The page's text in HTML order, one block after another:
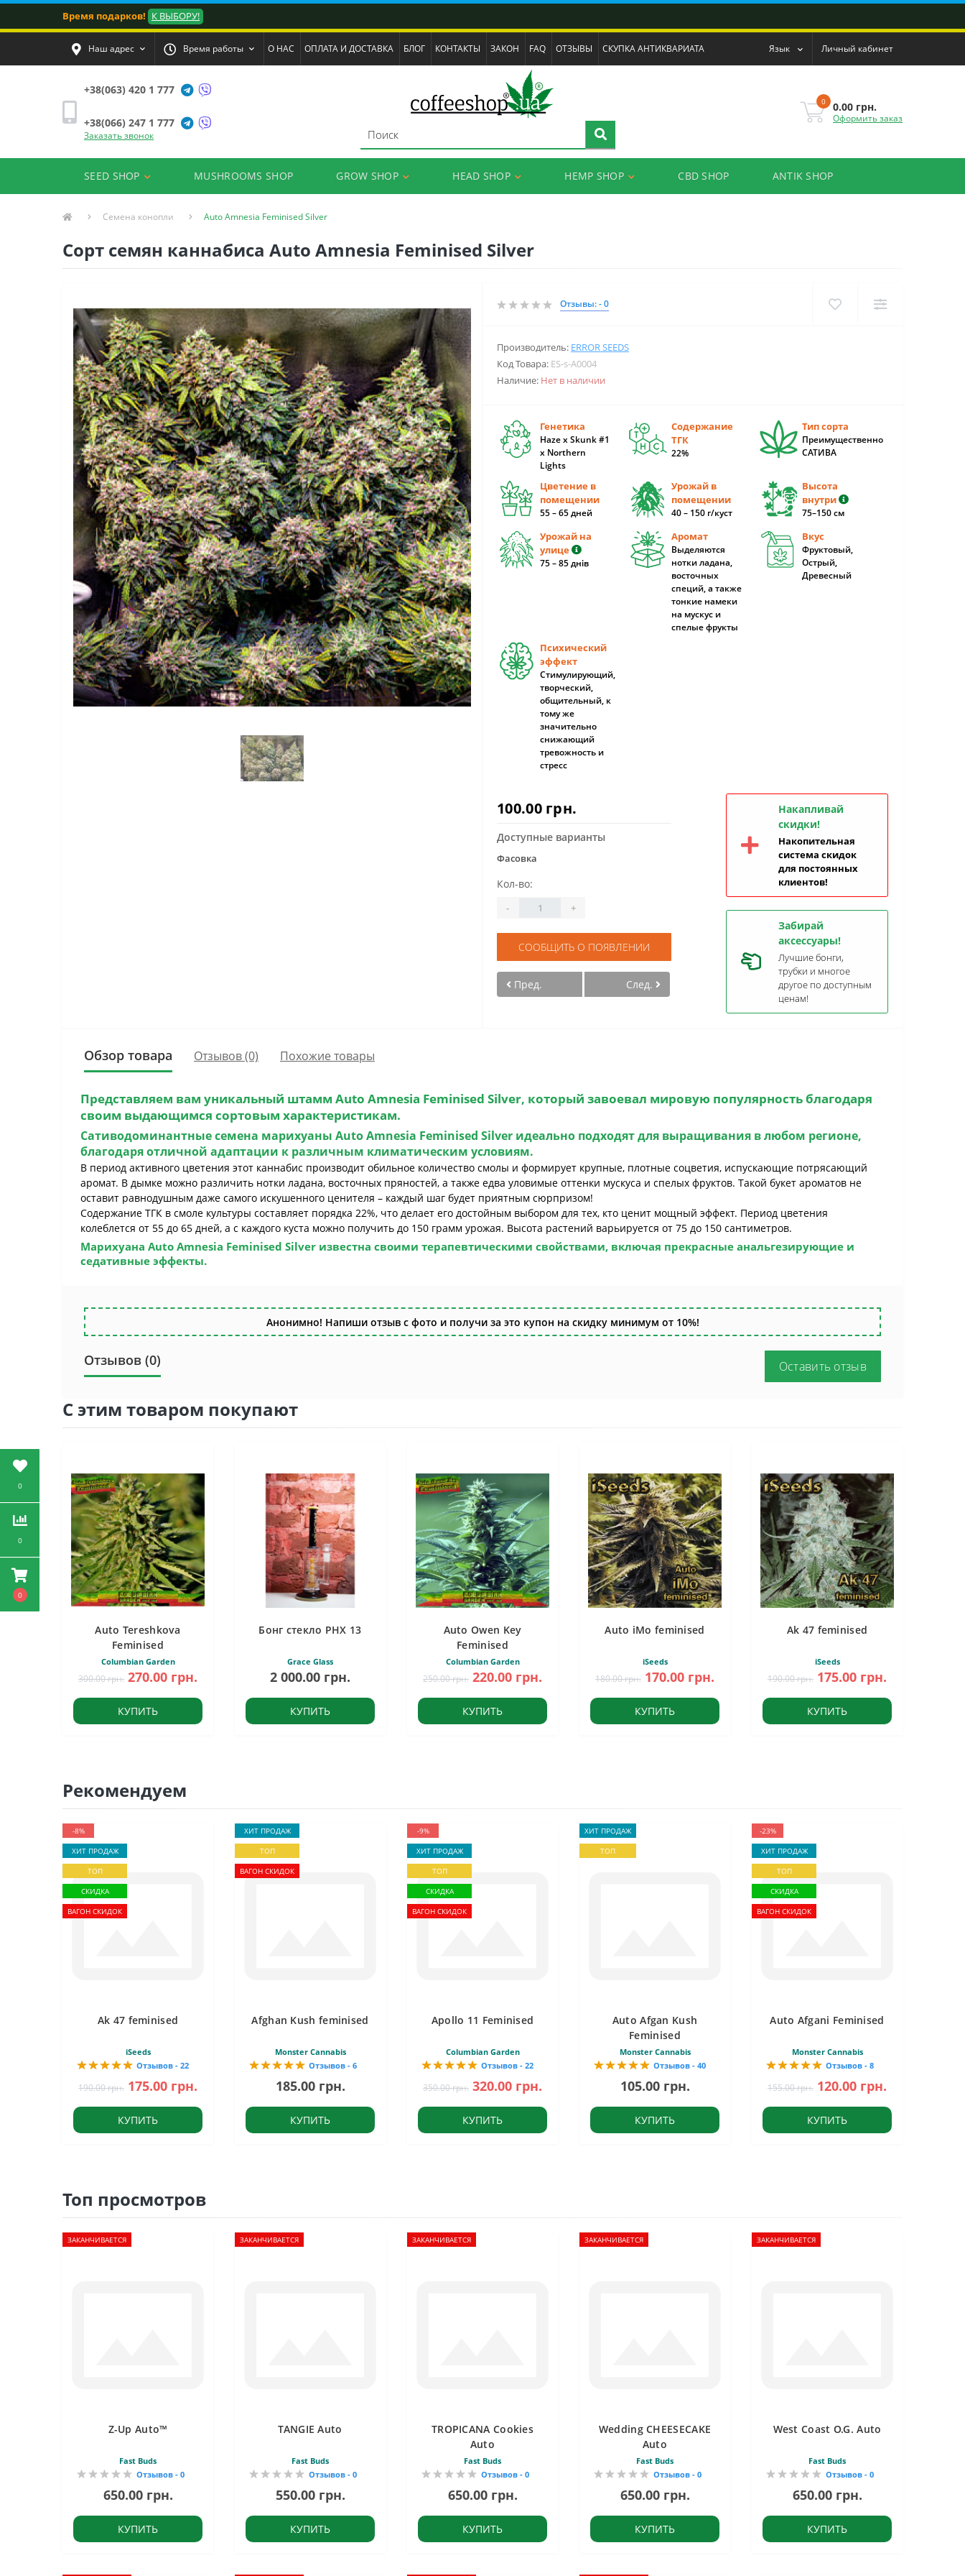
0
0
0
Время подарков! К ВЫБОРУ!
Наш адрес Время работы О НАС ОПЛАТА И ДОСТАВКА БЛОГ КОНТАКТЫ ЗАКОН FAQ ОТЗЫВЫ СКУПКА АНТИКВАРИАТА Язык Личный кабинет
+38(063) 420 1 777
+38(066) 247 1 777
Заказать звонок
0 0.00 грн.
Оформить заказ
SEED SHOP MUSHROOMS SHOP GROW SHOP HEAD SHOP HEMP SHOP CBD SHOP ANTIK SHOP
Семена конопли Auto Amnesia Feminised Silver
Сорт семян каннабиса Auto Amnesia Feminised Silver
Отзывы: - 0
Производитель: ERROR SEEDS
Код Товара: ES-s-A0004
Наличие: Нет в наличии
Генетика
Haze x Skunk #1
x Northern
Lights
Содержание
ТГК
22%
Тип сорта
Преимущественно
САТИВА
Цветение в
помещении
55 – 65 дней
Урожай в
помещении
40 – 150 г/куст
Высота
внутри
75–150 cм
Урожай на
улице
75 – 85 днів
Аромат
Выделяются
нотки ладана,
восточных
специй, а также
тонкие намеки
на мускус и
спелые фрукты
Вкус
Фруктовый,
Острый,
Древесный
Психический
эффект
Стимулирующий,
творческий,
общительный, к
тому же
значительно
снижающий
тревожность и
стресс
100.00 грн.
Доступные варианты
Фасовка
Кол-во:
- +
СООБЩИТЬ О ПОЯВЛЕНИИ
Пред. След.
Накапливай
скидки!
Накопительная
система скидок
для постоянных
клиентов!
Забирай
аксессуары!
Лучшие бонги,
трубки и многое
другое по доступным
ценам!
Обзор товара Отзывов (0) Похожие товары
Представляем вам уникальный штамм Auto Amnesia Feminised Silver, который завоевал мировую популярность благодаря
своим выдающимся сортовым характеристикам.
Сативодоминантные семена марихуаны Auto Amnesia Feminised Silver идеально подходят для выращивания в любом регионе,
благодаря отличной адаптации к различным климатическим условиям.
В период активного цветения этот каннабис производит обильное количество смолы и формирует крупные, плотные соцветия, испускающие потрясающий
аромат. В дымке можно различить нотки ладана, восточных пряностей, а также едва уловимые оттенки мускуса и спелых фруктов. Такой букет ароматов не
оставит равнодушным даже самого искушенного ценителя – каждый шаг будет приятным сюрпризом!
Содержание ТГК в смоле культуры составляет порядка 22%, что делает его достойным выбором для тех, кто ценит мощный эффект. Период цветения
колеблется от 55 до 65 дней, а с каждого куста можно получить до 150 грамм урожая. Высота растений варьируется от 75 до 150 сантиметров.
Марихуана Auto Amnesia Feminised Silver известна своими терапевтическими свойствами, включая прекрасные анальгезирующие и
седативные эффекты.
Анонимно! Напиши отзыв с фото и получи за это купон на скидку минимум от 10%!
Отзывов (0) Оставить отзыв
С этим товаром покупают
Auto Tereshkova
Feminised
Columbian Garden
300.00 грн. 270.00 грн.
КУПИТЬ
Бонг стекло PHX 13
Grace Glass
2 000.00 грн.
КУПИТЬ
Auto Owen Key
Feminised
Columbian Garden
250.00 грн. 220.00 грн.
КУПИТЬ
Auto iMo feminised
iSeeds
180.00 грн. 170.00 грн.
КУПИТЬ
Ak 47 feminised
iSeeds
190.00 грн. 175.00 грн.
КУПИТЬ
Рекомендуем
-8%
ХИТ ПРОДАЖ
ТОП
СКИДКА
ВАГОН СКИДОК
Ak 47 feminised
iSeeds
Отзывов - 22
190.00 грн. 175.00 грн.
КУПИТЬ
ХИТ ПРОДАЖ
ТОП
ВАГОН СКИДОК
Afghan Kush feminised
Monster Cannabis
Отзывов - 6
185.00 грн.
КУПИТЬ
-9%
ХИТ ПРОДАЖ
ТОП
СКИДКА
ВАГОН СКИДОК
Apollo 11 Feminised
Columbian Garden
Отзывов - 22
350.00 грн. 320.00 грн.
КУПИТЬ
ХИТ ПРОДАЖ
ТОП
Auto Afgan Kush
Feminised
Monster Cannabis
Отзывов - 40
105.00 грн.
КУПИТЬ
-23%
ХИТ ПРОДАЖ
ТОП
СКИДКА
ВАГОН СКИДОК
Auto Afgani Feminised
Monster Cannabis
Отзывов - 8
155.00 грн. 120.00 грн.
КУПИТЬ
Топ просмотров
ЗАКАНЧИВАЕТСЯ
Z-Up Auto™
Fast Buds
Отзывов - 0
650.00 грн.
КУПИТЬ
ЗАКАНЧИВАЕТСЯ
TANGIE Auto
Fast Buds
Отзывов - 0
550.00 грн.
КУПИТЬ
ЗАКАНЧИВАЕТСЯ
TROPICANA Cookies
Auto
Fast Buds
Отзывов - 0
650.00 грн.
КУПИТЬ
ЗАКАНЧИВАЕТСЯ
Wedding CHEESECAKE
Auto
Fast Buds
Отзывов - 0
650.00 грн.
КУПИТЬ
ЗАКАНЧИВАЕТСЯ
West Coast O.G. Auto
Fast Buds
Отзывов - 0
650.00 грн.
КУПИТЬ